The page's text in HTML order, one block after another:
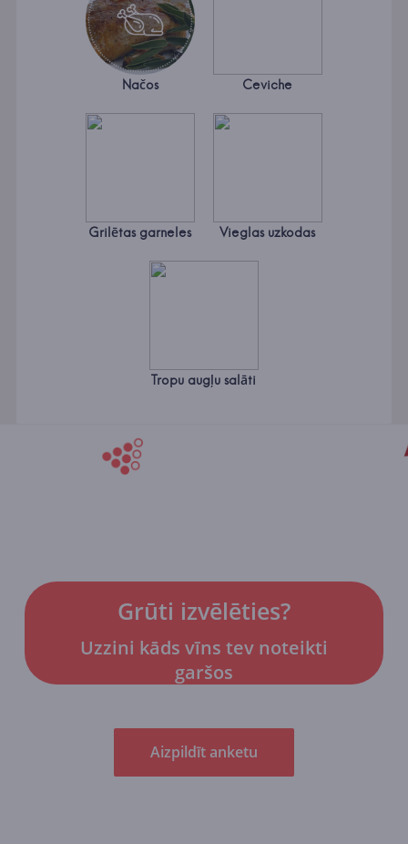
Načos Ceviche
Grilētas garneles Vieglas uzkodas
Tropu augļu salāti
Grūti izvēlēties?
Uzzini kāds vīns tev noteikti
garšos
Aizpildīt anketu